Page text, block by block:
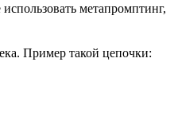
метапромптинг,
Пример такой цепочки: